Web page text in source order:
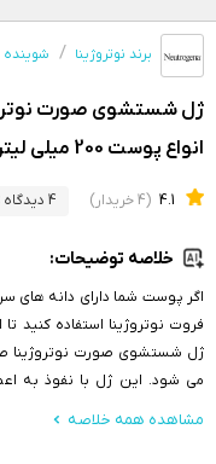
برند نوتروژینا شوینده
ژل شستشوی صورت
انواع پوست 200 میلی لیتر
4.1 (4 خریدار) 4 دیدگاه
خلاصه توضیحات:
اگر پوست شما دارای دانه
فروت نوتروژینا استفاده
ژل شستشوی صورت نوتروژینا
می شود. این ژل با نفوذ به
مشاهده همه خلاصه